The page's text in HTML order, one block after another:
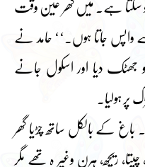
ہو سکتا ہے۔ میں گھر عین وقت
واپس جاتا ہوں۔‘‘ حامد نے
دیا اور اسکول جانے
ہولیا۔
کے بالکل ساتھ چڑیا گھر
ریچھ، ہرن وغیر ہ تھے مگر